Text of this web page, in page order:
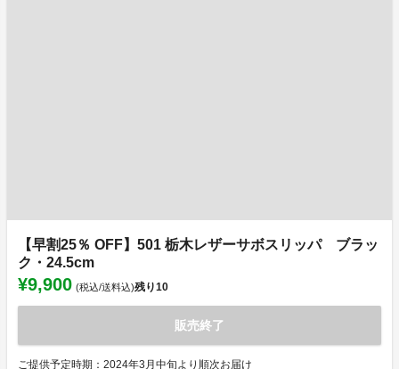
【早割25％ OFF】501 栃木レザーサボスリッパ ブラッ
ク・24.5cm
¥9,900 (税込/送料込)残り10
販売終了
ご提供予定時期：2024年3月中旬より順次お届け